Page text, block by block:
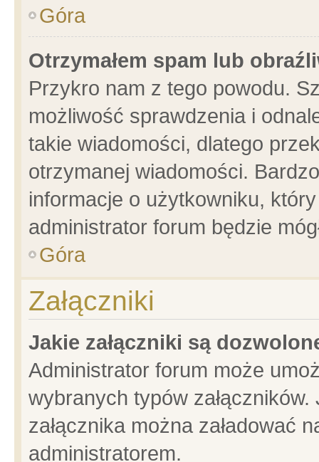
Góra
Otrzymałem spam lub
Przykro nam z tego powodu.
możliwość sprawdzenia i
takie wiadomości, dlatego
otrzymanej wiadomości.
informacje o użytkowniku,
administrator forum będzie
Góra
Załączniki
Jakie załączniki są
Administrator forum może
wybranych typów
załącznika można załadować
administratorem.